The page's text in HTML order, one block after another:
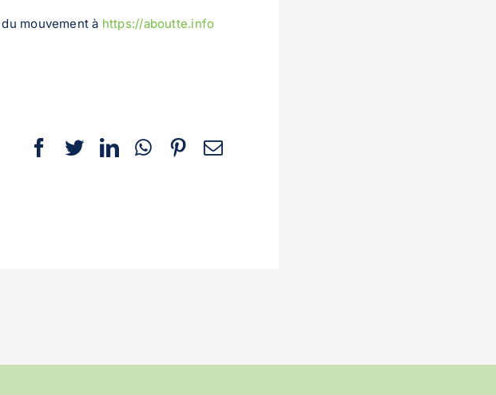
mouvement à https://aboutte.info
Facebook
TwitterLinkedInWhatsApp
Pinterest
Email